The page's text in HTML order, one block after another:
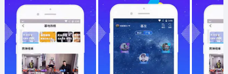
三国游戏
3934款应用
我的世界
69款应用
像素游戏
701款应用
982款应用
末日游戏
1407款应用
3450款应用